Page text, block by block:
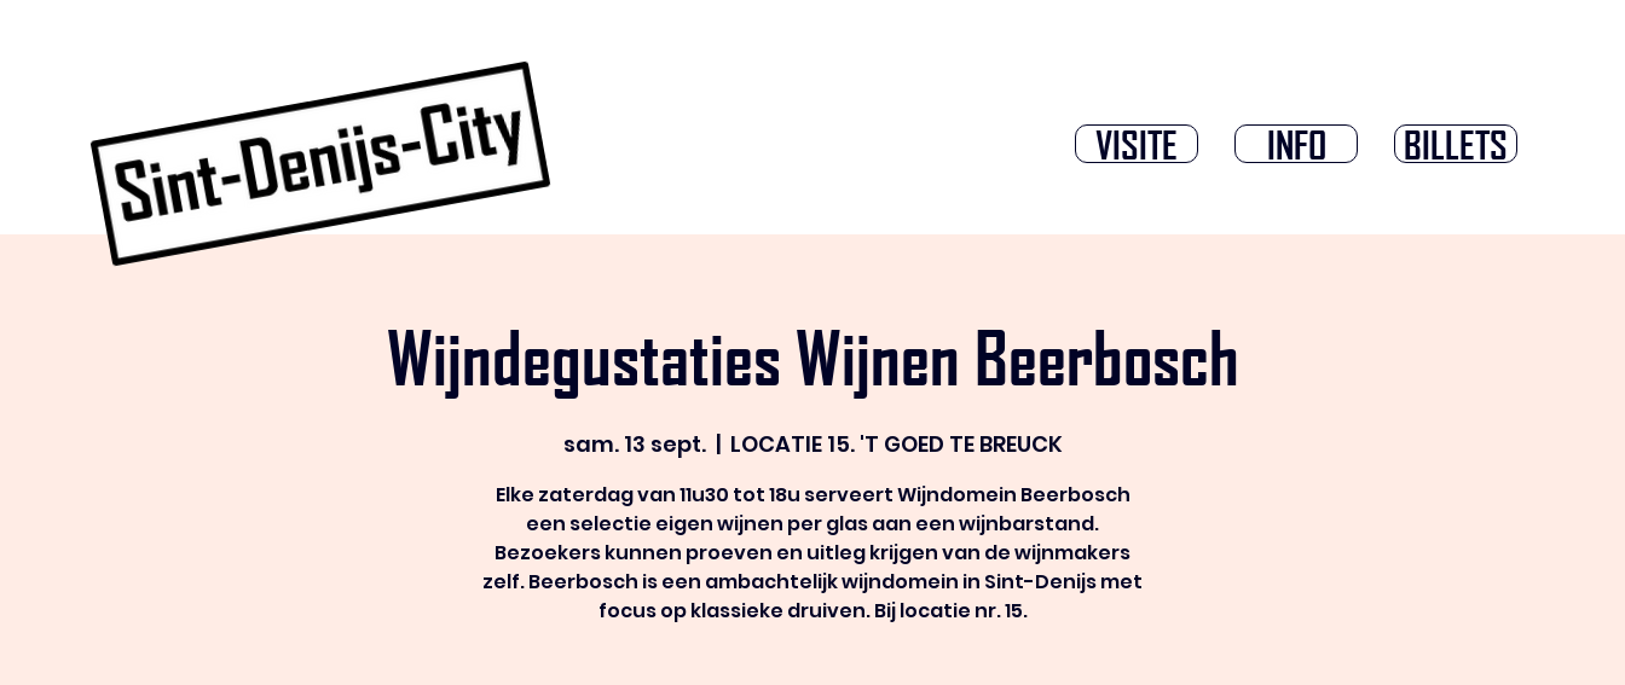
BILLETS
INFO
VISITE
Wijndegustaties Wijnen Beerbosch
sam. 13 sept.
  |
LOCATIE 15. 'T GOED TE BREUCK
Elke zaterdag van 11u30 tot 18u serveert Wijndomein Beerbosch
een selectie eigen wijnen per glas aan een wijnbarstand.
Bezoekers kunnen proeven en uitleg krijgen van de wijnmakers
zelf. Beerbosch is een ambachtelijk wijndomein in Sint-Denijs met
focus op klassieke druiven. Bij locatie nr. 15.